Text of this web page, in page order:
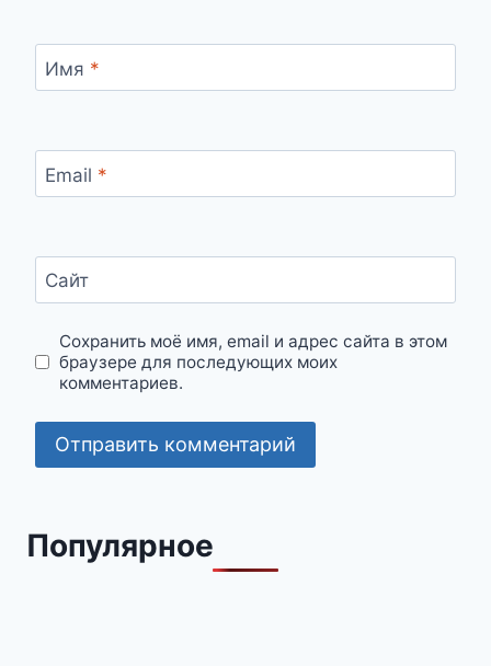
Имя *
Email *
Сайт
Сохранить моё имя, email и адрес сайта в этом
браузере для последующих моих
комментариев.
Популярное